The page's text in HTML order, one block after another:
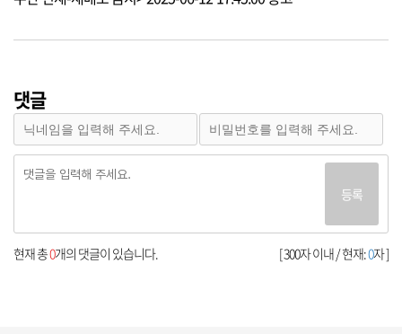
댓글
등록
[ 300자 이내 / 현재:0자 ]
현재 총0개의 댓글이 있습니다.